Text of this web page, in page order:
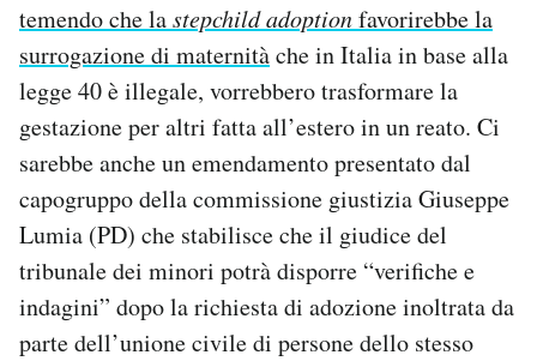
temendo che lastepchild adoptionfavorirebbe la
surrogazione di maternitàche in Italia in base alla
legge 40 è illegale, vorrebbero trasformare la
gestazione per altri fatta all’estero in un reato. Ci
sarebbe anche un emendamento presentato dal
capogruppo della commissione giustizia Giuseppe
Lumia (PD) che stabilisce che il giudice del
tribunale dei minori potrà disporre “verifiche e
indagini” dopo la richiesta di adozione inoltrata da
parte dell’unione civile di persone dello stesso